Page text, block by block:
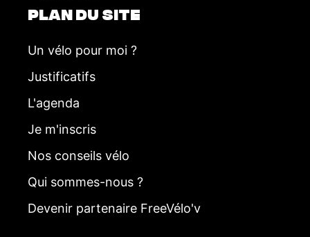
PLAN DU SITE
Un vélo pour moi ?
Justificatifs
L'agenda
Je m'inscris
Nos conseils vélo
Qui sommes-nous ?
Devenir partenaire FreeVélo'v